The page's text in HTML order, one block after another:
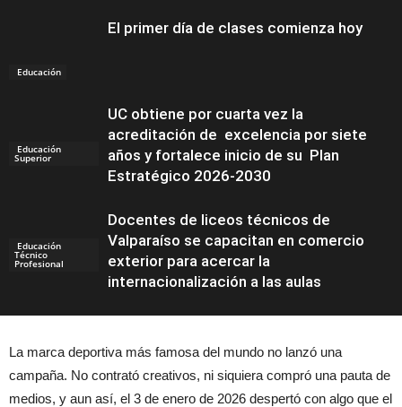
Educación
El primer día de clases comienza hoy
Educación
Superior
UC obtiene por cuarta vez la
acreditación de excelencia por siete
años y fortalece inicio de su Plan
Estratégico 2026-2030
Educación
Técnico
Profesional
Docentes de liceos técnicos de
Valparaíso se capacitan en comercio
exterior para acercar la
internacionalización a las aulas
La marca deportiva más famosa del mundo no lanzó una
campaña. No contrató creativos, ni siquiera compró una pauta de
medios, y aun así, el 3 de enero de 2026 despertó con algo que el